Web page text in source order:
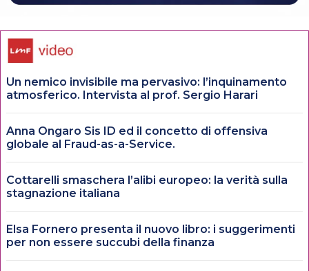
Un nemico invisibile ma pervasivo: l’inquinamento
atmosferico. Intervista al prof. Sergio Harari
Anna Ongaro Sis ID ed il concetto di offensiva
globale al Fraud-as-a-Service.
Cottarelli smaschera l’alibi europeo: la verità sulla
stagnazione italiana
Elsa Fornero presenta il nuovo libro: i suggerimenti
per non essere succubi della finanza